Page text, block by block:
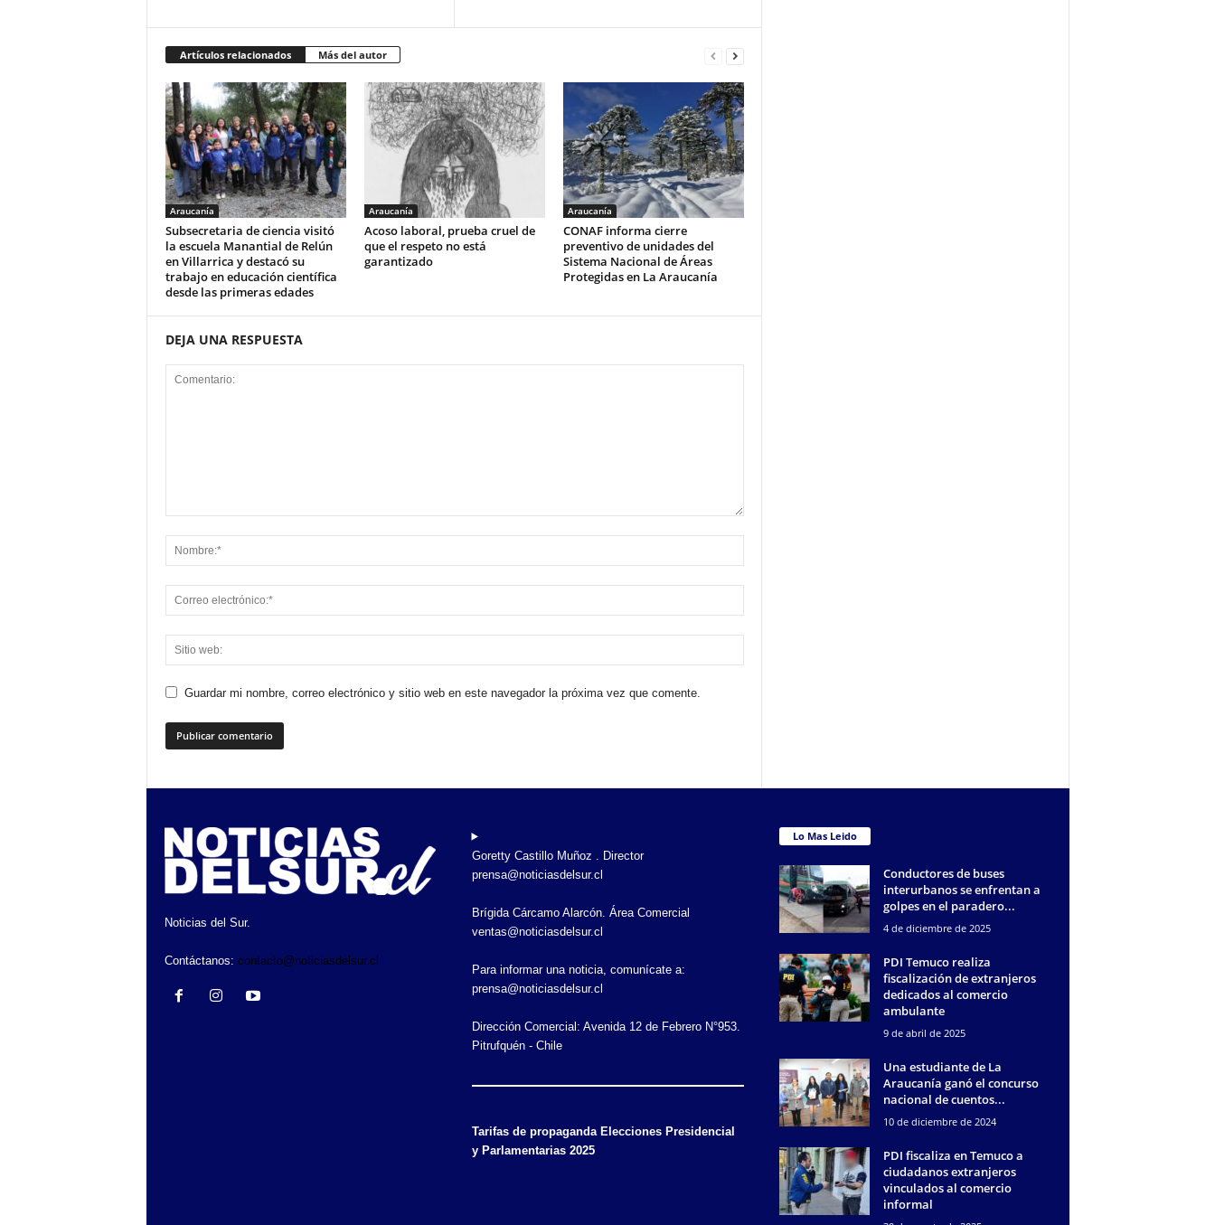
Artículos relacionados Más del autor
Araucanía
Subsecretaria de ciencia visitó
la escuela Manantial de Relún
en Villarrica y destacó su
trabajo en educación científica
desde las primeras edades
Araucanía
Acoso laboral, prueba cruel de
que el respeto no está
garantizado
Araucanía
CONAF informa cierre
preventivo de unidades del
Sistema Nacional de Áreas
Protegidas en La Araucanía
DEJA UNA RESPUESTA
Guardar mi nombre, correo electrónico y sitio web en este navegador la próxima vez que comente.
Noticias del Sur.
Contáctanos: contacto@noticiasdelsur.cl
Goretty Castillo Muñoz . Director
prensa@noticiasdelsur.cl
Brígida Cárcamo Alarcón. Área Comercial
ventas@noticiasdelsur.cl
Para informar una noticia, comunícate a:
prensa@noticiasdelsur.cl
Dirección Comercial: Avenida 12 de Febrero N°953.
Pitrufquén - Chile
Tarifas de propaganda Elecciones Presidencial
y Parlamentarias 2025
Lo Mas Leido
Conductores de buses
interurbanos se enfrentan a
golpes en el paradero...
4 de diciembre de 2025
PDI Temuco realiza
fiscalización de extranjeros
dedicados al comercio
ambulante
9 de abril de 2025
Una estudiante de La
Araucanía ganó el concurso
nacional de cuentos...
10 de diciembre de 2024
PDI fiscaliza en Temuco a
ciudadanos extranjeros
vinculados al comercio
informal